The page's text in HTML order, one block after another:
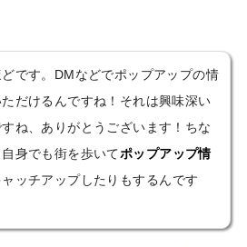
です。DMなどでポップアップの情
だけるんですね！それは興味深い
ね、ありがとうございます！ちな
身でも街を歩いてポップアップ情
ッチアップしたりもするんです